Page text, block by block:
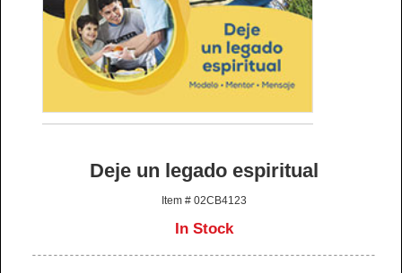
Deje un legado espiritual
Item # 02CB4123
In Stock